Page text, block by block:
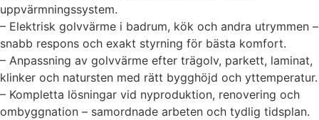
uppvärmningssystem.
– Elektrisk golvvärme i badrum, kök och andra utrymmen –
snabb respons och exakt styrning för bästa komfort.
– Anpassning av golvvärme efter trägolv, parkett, laminat,
klinker och natursten med rätt bygghöjd och yttemperatur.
– Kompletta lösningar vid nyproduktion, renovering och
ombyggnation – samordnade arbeten och tydlig tidsplan.